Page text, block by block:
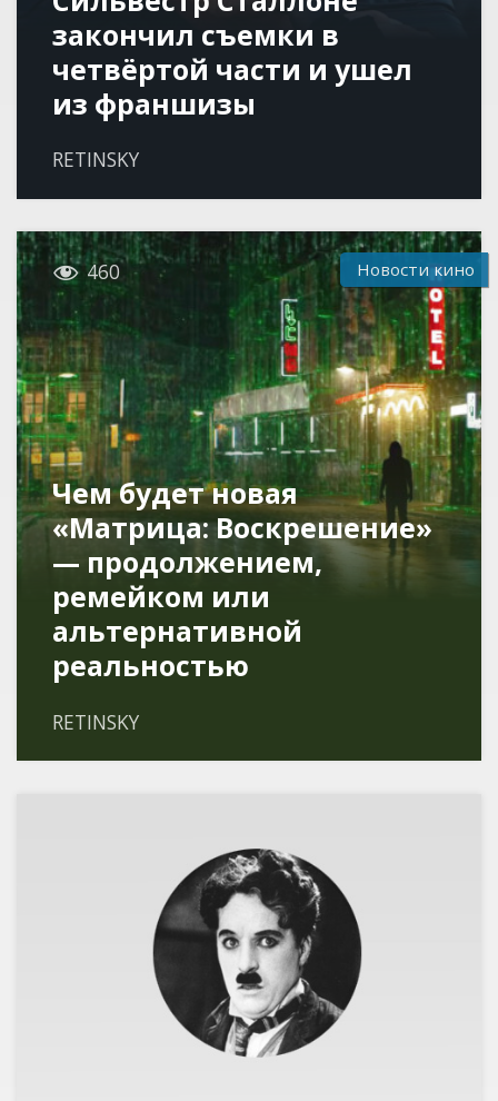
закончил съемки в
четвёртой части и ушел
из франшизы
RETINSKY
 460 Новости кино
Чем будет новая
«Матрица: Воскрешение»
— продолжением,
ремейком или
альтернативной
реальностью
RETINSKY